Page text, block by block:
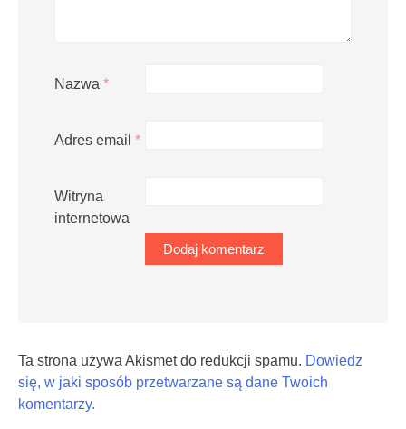
Nazwa *
Adres email *
Witryna
internetowa
Ta strona używa Akismet do redukcji spamu. Dowiedz
się, w jaki sposób przetwarzane są dane Twoich
komentarzy.